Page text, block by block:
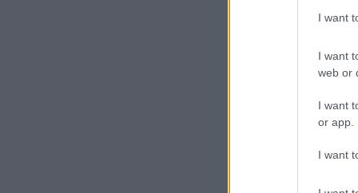
I want
I want
web or
I want
or app.
I want